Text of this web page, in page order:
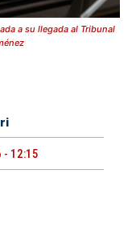
a su llegada al Tribunal
12:15